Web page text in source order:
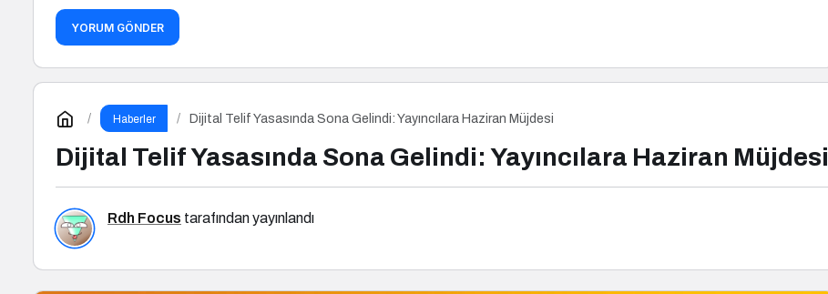
YORUM GÖNDER
Haberler Dijital Telif Yasasında Sona Gelindi: Yayıncılara Haziran Müjdesi
Dijital Telif Yasasında Sona Gelindi: Yayıncılara Haziran Müjdesi
Rdh Focus tarafından yayınlandı